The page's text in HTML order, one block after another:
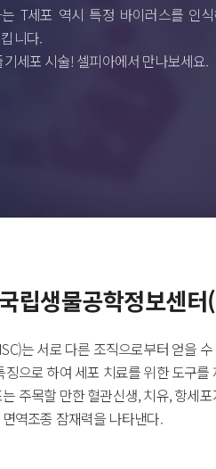
T세포 역시 특정 바이러스를 인
니다.
세포 시술! 셀피아에서 만나보세요.
립생물공학정보센
는 서로 다른 조직으로부터 얻을 수
으로 하여 세포 치료를 위한 도구를
주목할 만한 혈관신생, 치유, 항세포
역조종 잠재력을 나타낸다.